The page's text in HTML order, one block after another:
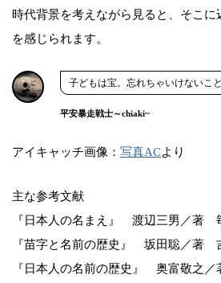
時代背景を考えながら見ると、そこ
を感じられます。
子どもは宝。忘れちゃいけないこ
平安暴走戦士～chiaki~
アイキャッチ画像： 写真ACより
主な参考文献
『日本人の名まえ』 渡辺三男／著
『苗字と名前の歴史』 坂田聡／著
『日本人の名前の歴史』 奥富敬之